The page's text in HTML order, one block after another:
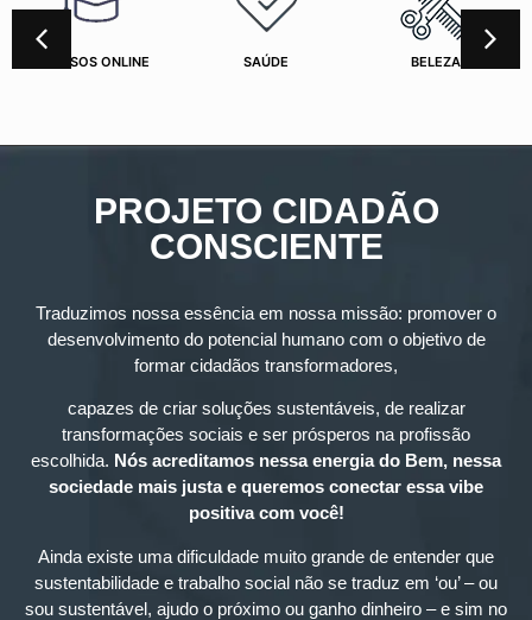
CURSOS ONLINE SAÚDE BELEZA
PROJETO CIDADÃO
CONSCIENTE
Traduzimos nossa essência em nossa missão: promover o
desenvolvimento do potencial humano com o objetivo de
formar cidadãos transformadores,
capazes de criar soluções sustentáveis, de realizar
transformações sociais e ser prósperos na profissão
escolhida. Nós acreditamos nessa energia do Bem, nessa
sociedade mais justa e queremos conectar essa vibe
positiva com você!
Ainda existe uma dificuldade muito grande de entender que
sustentabilidade e trabalho social não se traduz em ‘ou’ – ou
sou sustentável, ajudo o próximo ou ganho dinheiro – e sim no